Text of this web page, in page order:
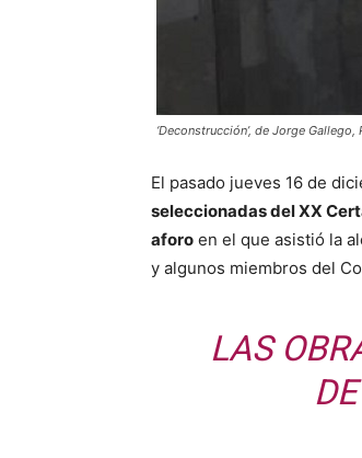
‘Deconstrucción’, de Jorge
El pasado jueves 16 de
seleccionadas del XX
aforo en el que asistió la
y algunos miembros del
LAS